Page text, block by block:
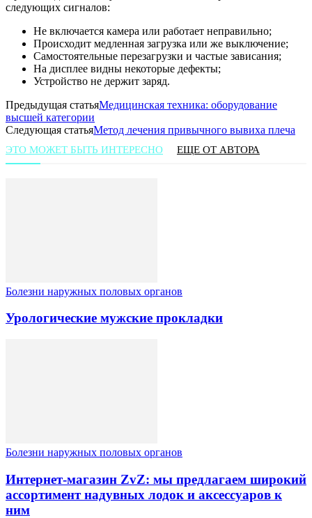
следующих сигналов:
Не включается камера или работает неправильно;
Происходит медленная загрузка или же выключение;
Самостоятельные перезагрузки и частые зависания;
На дисплее видны некоторые дефекты;
Устройство не держит заряд.
Предыдущая статьяМедицинская техника: оборудование
высшей категории
Следующая статьяМетод лечения привычного вывиха плеча
ЭТО МОЖЕТ БЫТЬ ИНТЕРЕСНО ЕЩЕ ОТ АВТОРА
Болезни наружных половых органов
Урологические мужские прокладки
Болезни наружных половых органов
Интернет-магазин ZvZ: мы предлагаем широкий
ассортимент надувных лодок и аксессуаров к
ним